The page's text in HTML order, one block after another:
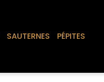
SAUTERNES PÉPITES